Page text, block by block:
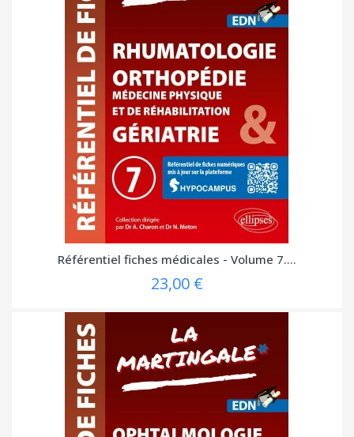
Référentiel fiches médicales - Volume 7....
23,00 €